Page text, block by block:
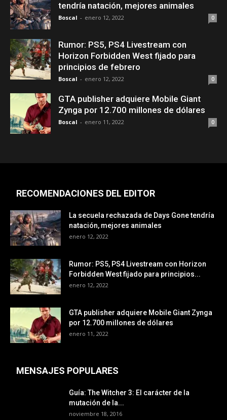
tendría natación, mejores animales
Boscal - enero 12, 2022 0
Rumor: PS5, PS4 Livestream con
Horizon Forbidden West fijado para
principios de febrero
Boscal - enero 12, 2022 0
GTA publisher adquiere Mobile Giant
Zynga por 12.700 millones de dólares
Boscal - enero 11, 2022 0
RECOMENDACIONES DEL EDITOR
La secuela rechazada de Days Gone tendría
natación, mejores animales
enero 12, 2022
Rumor: PS5, PS4 Livestream con Horizon
Forbidden West fijado para principios...
enero 12, 2022
GTA publisher adquiere Mobile Giant Zynga
por 12.700 millones de dólares
enero 11, 2022
MENSAJES POPULARES
Guía: The Witcher 3: El carácter de la
mutación de la...
noviembre 18, 2016